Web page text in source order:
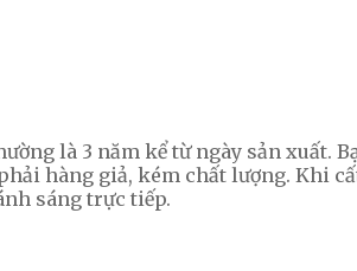
là 3 năm kể từ ngày sản xuất.
hàng giả, kém chất lượng. Khi
sáng trực tiếp.